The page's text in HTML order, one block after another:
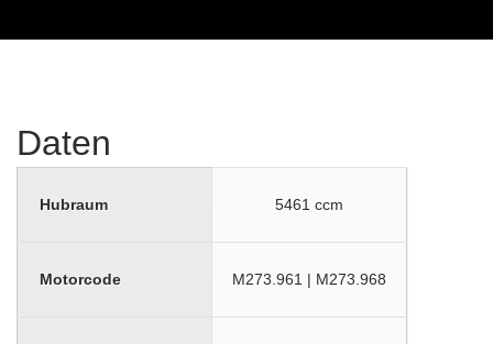
Daten
Hubraum 5461 ccm
Motorcode M273.961 | M273.968